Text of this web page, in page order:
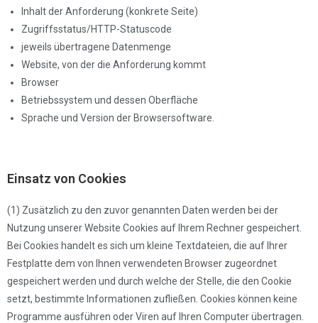
Inhalt der Anforderung (konkrete Seite)
Zugriffsstatus/HTTP-Statuscode
jeweils übertragene Datenmenge
Website, von der die Anforderung kommt
Browser
Betriebssystem und dessen Oberfläche
Sprache und Version der Browsersoftware.
Einsatz von Cookies
(1) Zusätzlich zu den zuvor genannten Daten werden bei der
Nutzung unserer Website Cookies auf Ihrem Rechner gespeichert.
Bei Cookies handelt es sich um kleine Textdateien, die auf Ihrer
Festplatte dem von Ihnen verwendeten Browser zugeordnet
gespeichert werden und durch welche der Stelle, die den Cookie
setzt, bestimmte Informationen zufließen. Cookies können keine
Programme ausführen oder Viren auf Ihren Computer übertragen.